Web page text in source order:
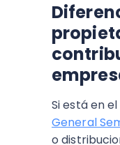
Si está en el
General
o